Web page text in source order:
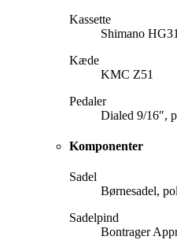
Kassette
Shimano
Kæde
KMC Z51
Pedaler
Dialed 9/16″,
Komponenter
Sadel
Børnesadel,
Sadelpind
Bontrager